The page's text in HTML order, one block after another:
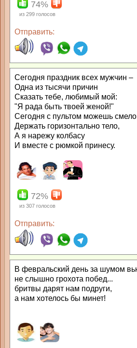
74%
из 299 голосов
Отправить:
Сегодня праздник всех мужчин –
Одна из тысячи причин
Сказать тебе, любимый мой:
"Я рада быть твоей женой!"
Сегодня с пультом можешь смело
Держать горизонтально тело,
А я нарежу колбасу
И вместе с рюмкой принесу.
72%
из 307 голосов
Отправить:
В февральский день за шумом
не слышно грохота побед...
бритвы дарят нам подруги,
а нам хотелось бы минет!